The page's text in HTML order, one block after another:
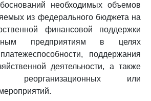
необходимых объемов
из федерального бюджета на
финансовой поддержки
предприятиям в целях
поддержания
деятельности, а также
реорганизационных или